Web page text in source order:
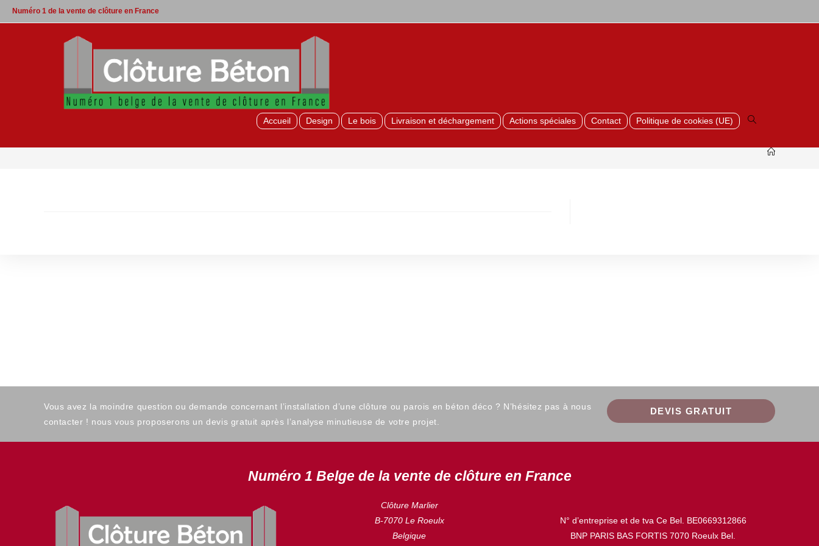
Skip
to
Numéro 1 de la vente de clôture en France
Accueil Design Le bois Livraison et déchargement Actions spéciales Contact Politique de cookies (UE)
Toggle
website
search
Vous avez la moindre question ou demande concernant l’installation d’une clôture ou parois en béton déco ? N’hésitez pas à nous
contacter ! nous vous proposerons un devis gratuit après l’analyse minutieuse de votre projet.
DEVIS GRATUIT
Numéro 1 Belge de la vente de clôture en France
Clôture Marlier
B-7070 Le Roeulx
Belgique
N° d’entreprise et de tva Ce Bel. BE0669312866
BNP PARIS BAS FORTIS 7070 Roeulx Bel.